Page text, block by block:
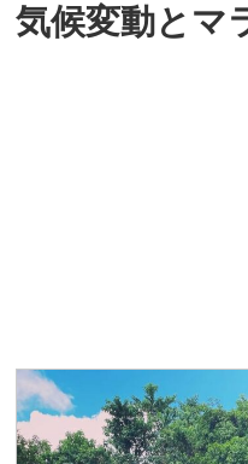
気候変動とマ